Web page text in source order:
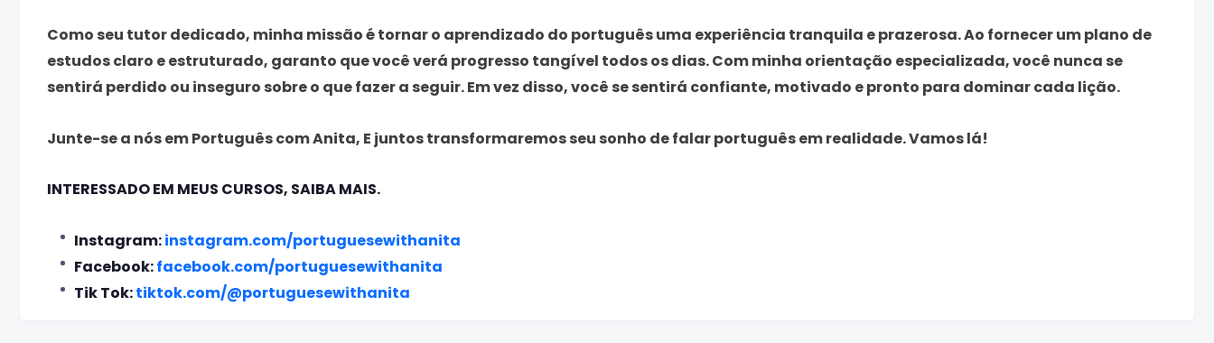
Como seu tutor dedicado, minha missão é tornar o aprendizado do português uma experiência tranquila e prazerosa. Ao fornecer um plano de
estudos claro e estruturado, garanto que você verá progresso tangível todos os dias. Com minha orientação especializada, você nunca se
sentirá perdido ou inseguro sobre o que fazer a seguir. Em vez disso, você se sentirá confiante, motivado e pronto para dominar cada lição.
Junte-se a nós emPortuguês com Anita, E juntos transformaremos seu sonho de falar português em realidade. Vamos lá!
INTERESSADO EM MEUS CURSOS, SAIBA MAIS.
Instagram:instagram.com/portuguesewithanita
Facebook:facebook.com/portuguesewithanita
Tik Tok:tiktok.com/@portuguesewithanita